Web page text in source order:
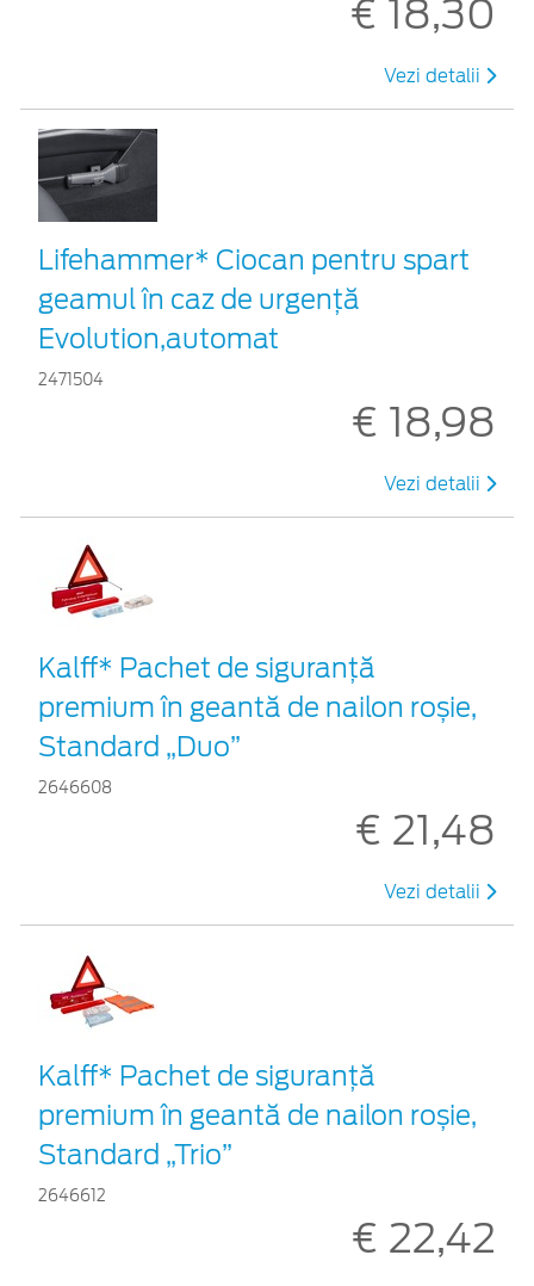
€ 18,30
Vezi detalii
Lifehammer* Ciocan pentru spart
geamul în caz de urgenţă
Evolution,automat
2471504
€ 18,98
Vezi detalii
Kalff* Pachet de siguranţă
premium în geantă de nailon roșie,
Standard „Duo”
2646608
€ 21,48
Vezi detalii
Kalff* Pachet de siguranţă
premium în geantă de nailon roșie,
Standard „Trio”
2646612
€ 22,42